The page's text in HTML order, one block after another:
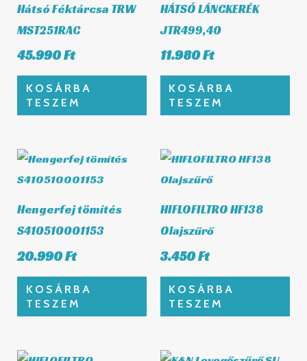
Hátsó Féktárcsa TRW
MST251RAC
45.990Ft
KOSÁRBA
TESZEM
HÁTSÓ LÁNCKERÉK
JTR499,40
11.980Ft
KOSÁRBA
TESZEM
Hengerfej tömítés
S410510001153
20.990Ft
KOSÁRBA
TESZEM
HIFLOFILTRO HF138
Olajszűrő
3.450Ft
KOSÁRBA
TESZEM